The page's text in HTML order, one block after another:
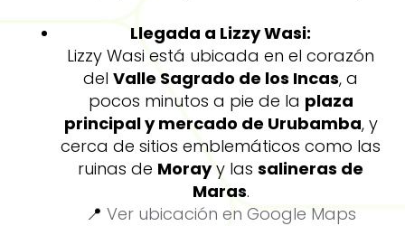
Llegada a Lizzy Wasi:
Lizzy Wasi está ubicada en el corazón
del Valle Sagrado de los Incas, a
pocos minutos a pie de la plaza
principal y mercado de Urubamba, y
cerca de sitios emblemáticos como las
ruinas de Morayy las salineras de
Maras.
📍 Ver ubicación en Google Maps